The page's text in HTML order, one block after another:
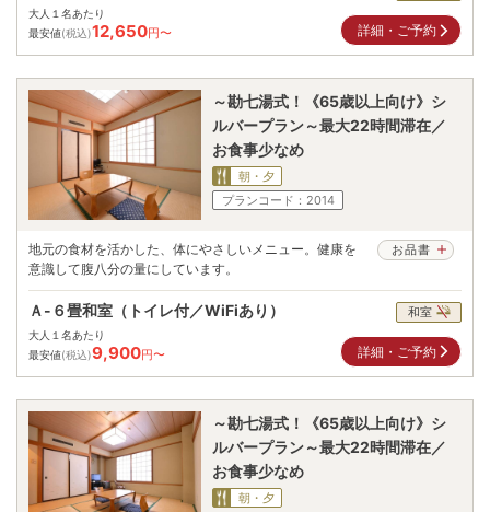
詳細・ご予約
大人１名あたり
最安値(税込)12,650円〜
～勘七湯式！《65歳以上向け》シ
ルバープラン～最大22時間滞在／
お食事少なめ
朝・夕
プランコード： 2014
地元の食材を活かした、体にやさしいメニュー。健康を
意識して腹八分の量にしています。
お品書
Ａ-６畳和室（トイレ付／WiFiあり） 和室
詳細・ご予約
大人１名あたり
最安値(税込)9,900円〜
～勘七湯式！《65歳以上向け》シ
ルバープラン～最大22時間滞在／
お食事少なめ
朝・夕